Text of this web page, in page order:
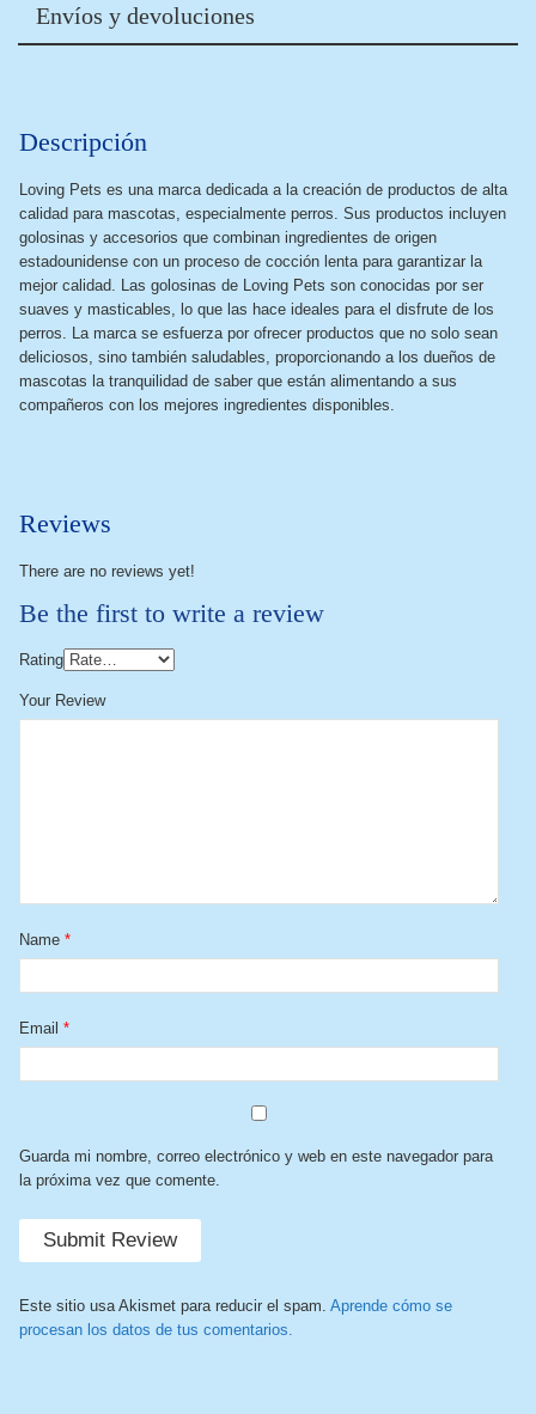
Envíos y devoluciones
Descripción
Loving Pets es una marca dedicada a la creación de productos de alta
calidad para mascotas, especialmente perros. Sus productos incluyen
golosinas y accesorios que combinan ingredientes de origen
estadounidense con un proceso de cocción lenta para garantizar la
mejor calidad. Las golosinas de Loving Pets son conocidas por ser
suaves y masticables, lo que las hace ideales para el disfrute de los
perros. La marca se esfuerza por ofrecer productos que no solo sean
deliciosos, sino también saludables, proporcionando a los dueños de
mascotas la tranquilidad de saber que están alimentando a sus
compañeros con los mejores ingredientes disponibles.
Reviews
There are no reviews yet!
Be the first to write a review
Rating
Your Review
Name *
Email *
Guarda mi nombre, correo electrónico y web en este navegador para
la próxima vez que comente.
Este sitio usa Akismet para reducir el spam. Aprende cómo se
procesan los datos de tus comentarios.